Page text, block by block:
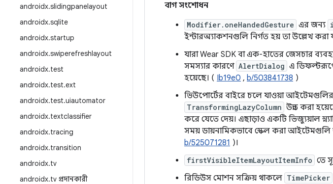
androidx.slidingpanelayout
androidx.sqlite
androidx.startup
androidx.swiperefreshlayout
androidx.test
androidx.test.ext
androidx.test.uiautomator
androidx.textclassifier
androidx.tracing
androidx.transition
androidx.tv
androidx.tv প্রদানকারী
বাগ সংশোধন
Modifier.oneHandedGesture এর জন্য
ইন্টারঅ্যাকশনগুলি নির্গত হয় তা উল্লেখ করা
যারা Wear SDK বা এক-হাতের জেসচার
সমস্যার কারণে AlertDialog এ
হয়েছে। ( Ib19e0 , b/503841738 )
ভিউপোর্টের বাইরে চলে যাওয়া
TransformingLazyColumn উন্নত করা
করে যেতে দেয়। এছাড়াও একটি ভিজ্যুয়াল
সময় ডায়নামিকভাবে স্কেল করা আইটেমগুলি
b/525071281 )।
firstVisibleItemLayoutItemInfo তে
রিডিউস মোশন সক্রিয় থাকলে TimePicker